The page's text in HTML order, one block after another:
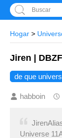
Buscar
Hogar >
Jiren |
de que
habboin
Universe